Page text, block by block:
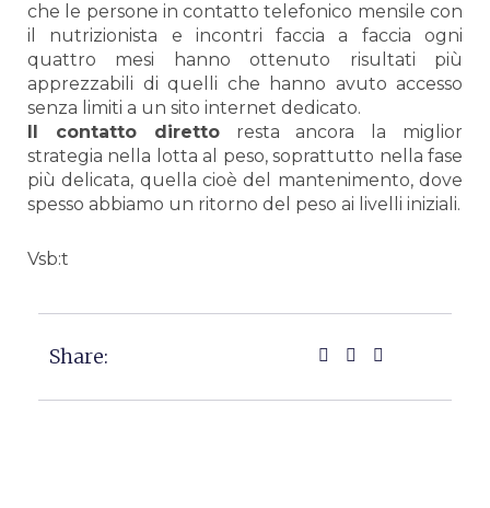
che le persone in contatto telefonico mensile con
il nutrizionista e incontri faccia a faccia ogni
quattro mesi hanno ottenuto risultati più
apprezzabili di quelli che hanno avuto accesso
senza limiti a un sito internet dedicato.
Il contatto direttoresta ancora la miglior
strategia nella lotta al peso, soprattutto nella fase
più delicata, quella cioè del mantenimento, dove
spesso abbiamo un ritorno del peso ai livelli iniziali.
Vsb:t
Share: